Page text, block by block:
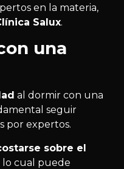
en la materia,
Salux.
una
al dormir con una
seguir
por expertos.
sobre el
lo cual puede